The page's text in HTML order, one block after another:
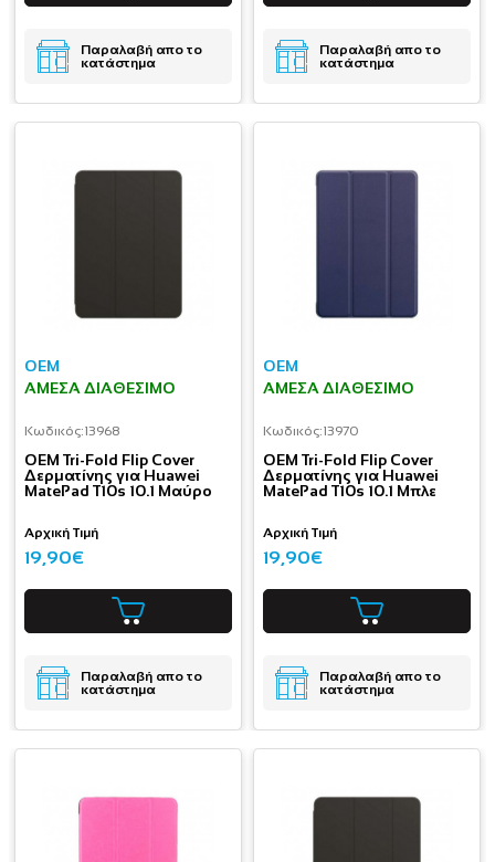
Παραλαβή απο το
κατάστημα
Παραλαβή απο το
κατάστημα
OEM
ΆΜΕΣΑ ΔΙΑΘΈΣΙΜΟ
Κωδικός:13968
OEM Tri-Fold Flip Cover
Δερματίνης για Huawei
MatePad T10s 10.1 Μαύρο
Αρχική Τιμή
19,90€
Παραλαβή απο το
κατάστημα
OEM
ΆΜΕΣΑ ΔΙΑΘΈΣΙΜΟ
Κωδικός:13970
OEM Tri-Fold Flip Cover
Δερματίνης για Huawei
MatePad T10s 10.1 Μπλε
Αρχική Τιμή
19,90€
Παραλαβή απο το
κατάστημα